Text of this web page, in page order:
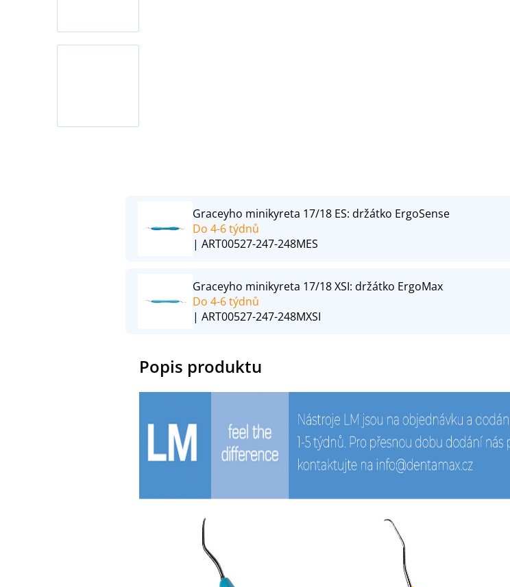
Popis produktu
Graceyho minikyreta 17/18 ES: držátko ErgoSense
Do 4-6 týdnů
| ART00527-247-248MES
Graceyho minikyreta 17/18 XSI: držátko ErgoMax
Do 4-6 týdnů
| ART00527-247-248MXSI